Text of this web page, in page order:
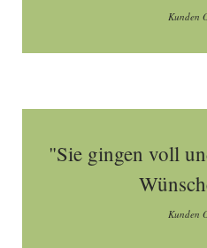
Kunden
"Sie gingen voll
Kunden